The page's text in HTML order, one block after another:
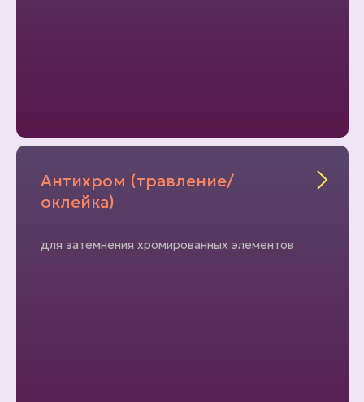
Антихром (травление/
оклейка)
для затемнения хромированных элементов